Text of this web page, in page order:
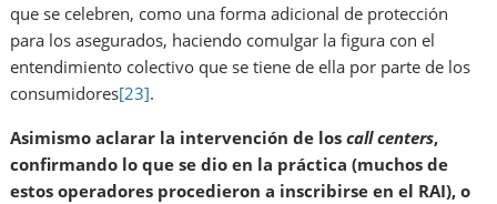
que se celebren, como una forma adicional de protección
para los asegurados, haciendo comulgar la figura con el
entendimiento colectivo que se tiene de ella por parte de los
consumidores[23].
Asimismo aclarar la intervención de loscall centers,
confirmando lo que se dio en la práctica (muchos de
estos operadores procedieron a inscribirse en el RAI), o